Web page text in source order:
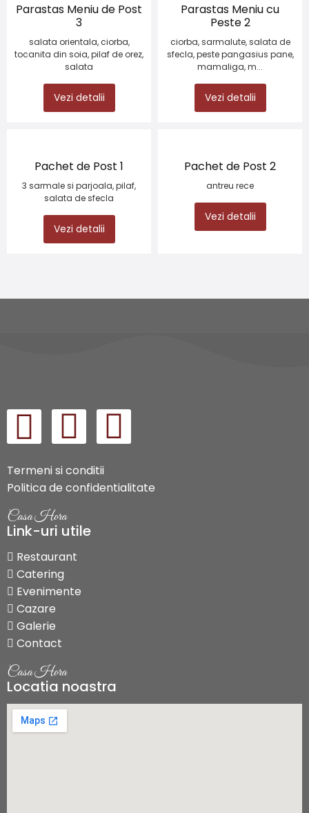
Parastas Meniu de Post
3
salata orientala, ciorba,
tocanita din soia, pilaf de orez,
salata
Vezi detalii
Parastas Meniu cu
Peste 2
ciorba, sarmalute, salata de
sfecla, peste pangasius pane,
mamaliga, m...
Vezi detalii
Pachet de Post 1
3 sarmale si parjoala, pilaf,
salata de sfecla
Vezi detalii
Pachet de Post 2
antreu rece
Vezi detalii
Termeni si conditii
Politica de confidentialitate
Casa Hora
Link-uri utile
Restaurant
Catering
Evenimente
Cazare
Galerie
Contact
Casa Hora
Locatia noastra